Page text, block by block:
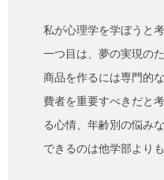
私が心理学を学ぼうと
一つ目は、夢の実現の
商品を作るには専門的
費者を重要すべきだと
る心情、年齢別の悩み
できるのは他学部より